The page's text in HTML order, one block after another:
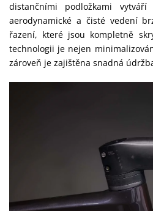
distančními podložkami
aerodynamické a čisté vedení
řazení, které jsou kompletně
technologii je nejen
zároveň je zajištěna snadná